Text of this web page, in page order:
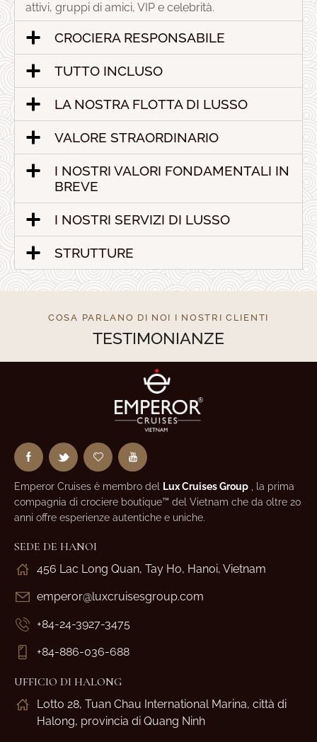
attivi, gruppi di amici, VIP e celebrità.
CROCIERA RESPONSABILE
TUTTO INCLUSO
LA NOSTRA FLOTTA DI LUSSO
VALORE STRAORDINARIO
I NOSTRI VALORI FONDAMENTALI IN
BREVE
I NOSTRI SERVIZI DI LUSSO
STRUTTURE
COSA PARLANO DI NOI I NOSTRI CLIENTI
TESTIMONIANZE
Emperor Cruises è membro del Lux Cruises Group
, la prima
compagnia di crociere boutique™ del Vietnam che da oltre 20
anni offre esperienze autentiche e uniche.
SEDE DE HANOI
456 Lac Long Quan, Tay Ho, Hanoi, Vietnam
emperor@luxcruisesgroup.com
+84-24-3927-3475
+84-886-036-688
UFFICIO DI HALONG
Lotto 28, Tuan Chau International Marina, città di
Halong, provincia di Quang Ninh